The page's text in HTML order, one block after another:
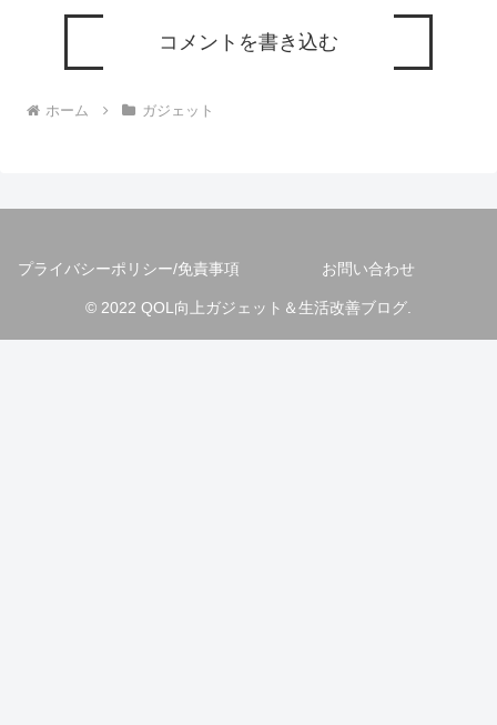
コメントを書き込む
ホーム ガジェット
プライバシーポリシー/免責事項 お問い合わせ
© 2022 QOL向上ガジェット＆生活改善ブログ.